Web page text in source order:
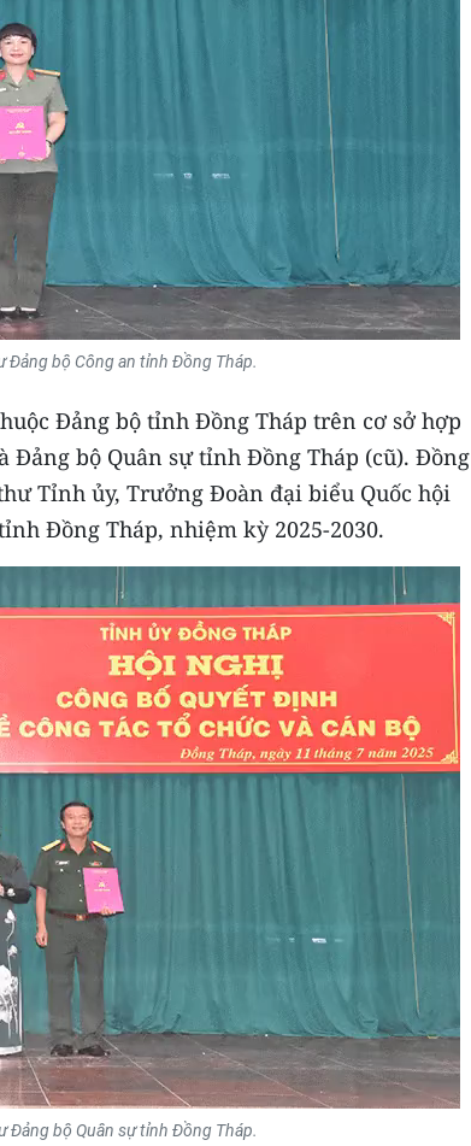
Đảng bộ Công an tỉnh Đồng Tháp.
Đảng bộ tỉnh Đồng Tháp trên cơ sở hợp
Đảng bộ Quân sự tỉnh Đồng Tháp (cũ). Đồng
Tỉnh ủy, Trưởng Đoàn đại biểu Quốc hội
Đồng Tháp, nhiệm kỳ 2025-2030.
Đảng bộ Quân sự tỉnh Đồng Tháp.